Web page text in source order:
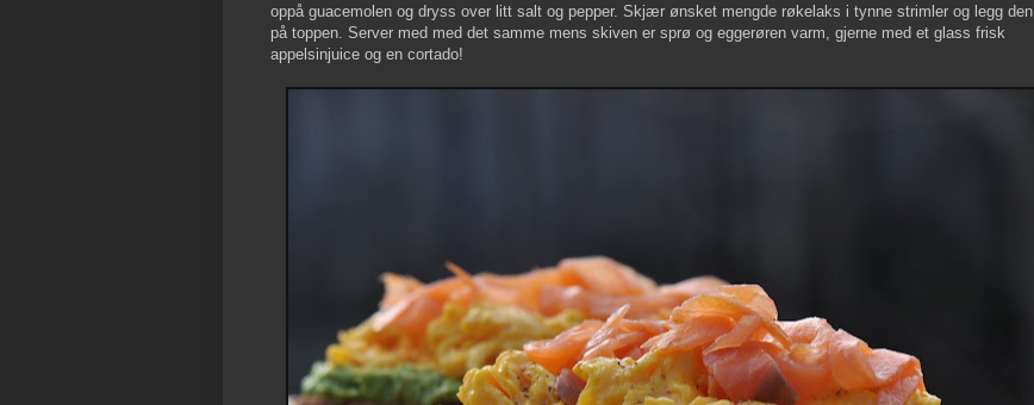
oppå guacemolen og dryss over litt salt og pepper. Skjær ønsket mengde røkelaks i tynne strimler og legg den
på toppen. Server med med det samme mens skiven er sprø og eggerøren varm, gjerne med et glass frisk
appelsinjuice og en cortado!